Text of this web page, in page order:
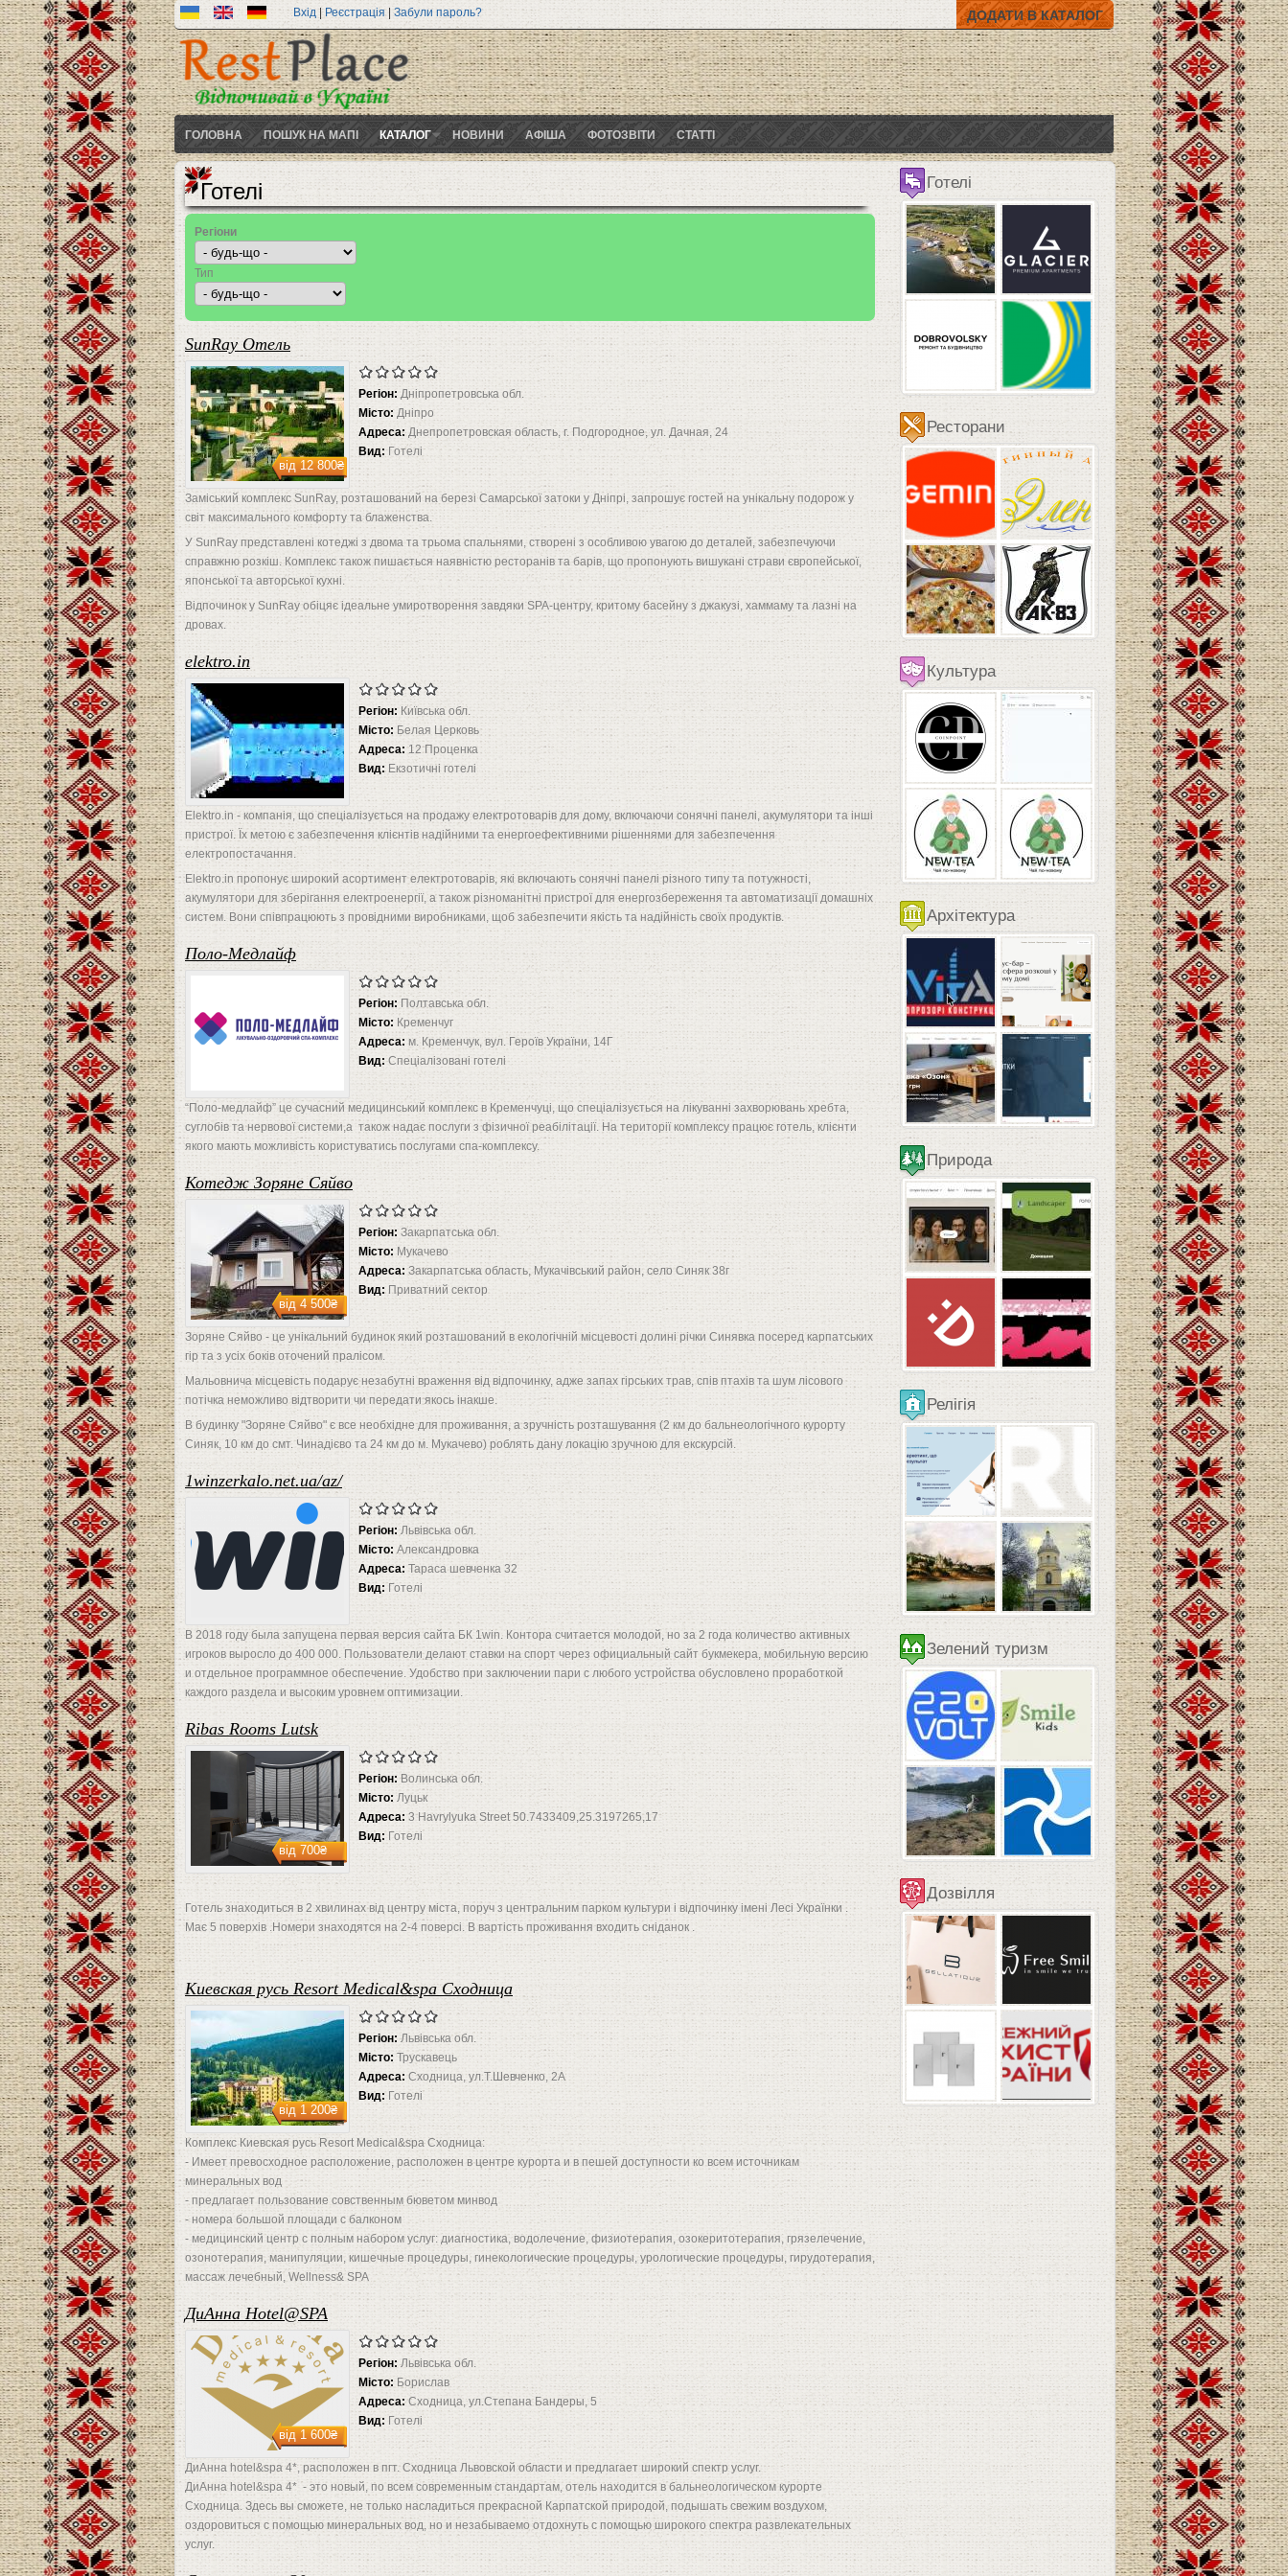
Вхід | Реєстрація|Забули пароль? ДОДАТИ В КАТАЛОГ
ГОЛОВНА ПОШУК НА МАПІ КАТАЛОГ НОВИНИ АФІША ФОТОЗВІТИ СТАТТІ
Готелі
Регіони
Тип
SunRay Отель
від12 800₴
Регіон: Дніпропетровська обл.
Місто: Дніпро
Адреса:Днепропетровская область, г. Подгородное, ул. Дачная, 24
Вид: Готелі
Заміський комплекс SunRay, розташований на березі Самарської затоки у Дніпрі, запрошує гостей на унікальну подорож у
світ максимального комфорту та блаженства.
У SunRay представлені котеджі з двома та трьома спальнями, створені з особливою увагою до деталей, забезпечуючи
справжню розкіш. Комплекс також пишається наявністю ресторанів та барів, що пропонують вишукані страви європейської,
японської та авторської кухні.
Відпочинок у SunRay обіцяє ідеальне умиротворення завдяки SPA-центру, критому басейну з джакузі, хаммаму та лазні на
дровах.
elektro.in
Регіон: Київська обл.
Місто: Белая Церковь
Адреса:12 Проценка
Вид:Екзотичні готелі
Elektro.in - компанія, що спеціалізується на продажу електротоварів для дому, включаючи сонячні панелі, акумулятори та інші
пристрої. Їх метою є забезпечення клієнтів надійними та енергоефективними рішеннями для забезпечення
електропостачання.
Elektro.in пропонує широкий асортимент електротоварів, які включають сонячні панелі різного типу та потужності,
акумулятори для зберігання електроенергії, а також різноманітні пристрої для енергозбереження та автоматизації домашніх
систем. Вони співпрацюють з провідними виробниками, щоб забезпечити якість та надійність своїх продуктів.
Поло-Медлайф
Регіон: Полтавська обл.
Місто: Кременчуг
Адреса: м. Кременчук, вул. Героїв України, 14Г
Вид:Спеціалізовані готелі
“Поло-медлайф” це сучасний медицинський комплекс в Кременчуці, що спеціалізується на лікуванні захворювань хребта,
суглобів та нервової системи,а також надає послуги з фізичної реабілітації. На території комплексу працює готель, клієнти
якого мають можливість користуватись послугами спа-комплексу.
Котедж Зоряне Сяйво
від4 500₴
Регіон: Закарпатська обл.
Місто: Мукачево
Адреса:Закарпатська область, Мукачівський район, село Синяк 38г
Вид:Приватний сектор
Зоряне Сяйво - це унікальний будинок який розташований в екологічній місцевості долині річки Синявка посеред карпатських
гір та з усіх боків оточений пралісом.
Мальовнича місцевість подарує незабутні враження від відпочинку, адже запах гірських трав, спів птахів та шум лісового
потічка неможливо відтворити чи передати якось інакше.
В будинку "Зоряне Сяйво" є все необхідне для проживання, а зручність розташування (2 км до бальнеологічного курорту
Синяк, 10 км до смт. Чинадієво та 24 км до м. Мукачево) роблять дану локацію зручною для екскурсій.
1winzerkalo.net.ua/az/
Регіон:Львівська обл.
Місто:Александровка
Адреса: Тараса шевченка 32
Вид: Готелі
В 2018 году была запущена первая версия сайта БК 1win. Контора считается молодой, но за 2 года количество активных
игроков выросло до 400 000. Пользователи делают ставки на спорт через официальный сайт букмекера, мобильную версию
и отдельное программное обеспечение. Удобство при заключении пари с любого устройства обусловлено проработкой
каждого раздела и высоким уровнем оптимизации.
Ribas Rooms Lutsk
від700₴
Регіон:Волинська обл.
Місто: Луцьк
Адреса: 3 Havrylyuka Street 50.7433409,25.3197265,17
Вид: Готелі
Готель знаходиться в 2 хвилинах від центру міста, поруч з центральним парком культури і відпочинку імені Лесі Українки .
Має 5 поверхів .Номери знаходятся на 2-4 поверсі. В вартість проживання входить сніданок .
Киевская русь Resort Medical&spa Сходница
від1 200₴
Регіон:Львівська обл.
Місто: Трускавець
Адреса: Сходница, ул.Т.Шевченко, 2А
Вид: Готелі
Комплекс Киевская русь Resort Medical&spa Сходница:
- Имеет превосходное расположение, расположен в центре курорта и в пешей доступности ко всем источникам
минеральных вод
- предлагает пользование совственным бюветом минвод
- номера большой площади с балконом
- медицинский центр с полным набором услуг: диагностика, водолечение, физиотерапия, озокеритотерапия, грязелечение,
озонотерапия, манипуляции, кишечные процедуры, гинекологические процедуры, урологические процедуры, гирудотерапия,
массаж лечебный, Wellness& SPA
ДиАнна Hotel@SPA
від1 600₴
Регіон:Львівська обл.
Місто: Борислав
Адреса:Сходница, ул.Степана Бандеры, 5
Вид: Готелі
ДиАнна hotel&spa 4*, расположен в пгт. Сходница Львовской области и предлагает широкий спектр услуг.
ДиАнна hotel&spa 4* - это новый, по всем современным стандартам, отель находится в бальнеологическом курорте
Сходница. Здесь вы сможете, не только насладиться прекрасной Карпатской природой, подышать свежим воздухом,
оздоровиться с помощью минеральных вод, но и незабываемо отдохнуть с помощью широкого спектра развлекательных
услуг.
Готелі
Ресторани
Культура
Архітектура
Природа
Релігія
Зелений туризм
Дозвілля